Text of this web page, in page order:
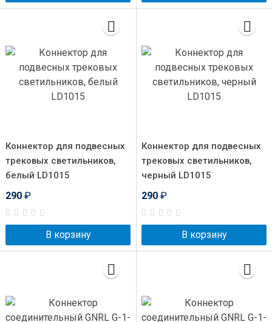
Коннектор для подвесных
трековых светильников,
белый LD1015
290 ₽
В корзину
Коннектор для подвесных
трековых светильников,
черный LD1015
290 ₽
В корзину